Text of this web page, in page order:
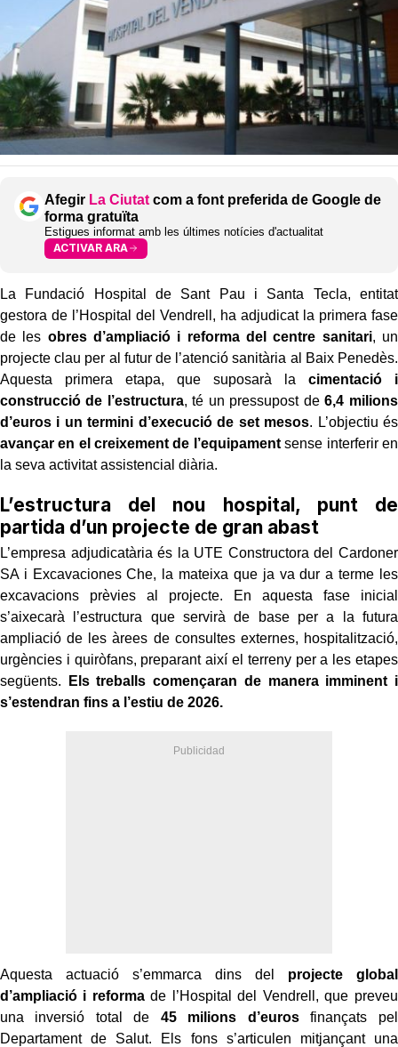
Afegir La Ciutat com a font preferida de Google de
forma gratuïta
Estigues informat amb les últimes notícies d'actualitat
ACTIVAR ARA
La Fundació Hospital de Sant Pau i Santa Tecla, entitat
gestora de l’Hospital del Vendrell, ha adjudicat la primera fase
de les obres d’ampliació i reforma del centre sanitari, un
projecte clau per al futur de l’atenció sanitària al Baix Penedès.
Aquesta primera etapa, que suposarà la cimentació i
construcció de l’estructura, té un pressupost de6,4 milions
d’euros i un termini d’execució de set mesos. L’objectiu és
avançar en el creixement de l’equipamentsense interferir en
la seva activitat assistencial diària.
L’estructura del nou hospital, punt de
partida d’un projecte de gran abast
L’empresa adjudicatària és la UTE Constructora del Cardoner
SA i Excavaciones Che, la mateixa que ja va dur a terme les
excavacions prèvies al projecte. En aquesta fase inicial
s’aixecarà l’estructura que servirà de base per a la futura
ampliació de les àrees de consultes externes, hospitalització,
urgències i quiròfans, preparant així el terreny per a les etapes
següents.
Els treballs començaran de manera imminent i
s’estendran fins a l’estiu de 2026.
Aquesta actuació s’emmarca dins del projecte global
d’ampliació i reformade l’Hospital del Vendrell, que preveu
una inversió total de 45 milions d’eurosfinançats pel
Departament de Salut. Els fons s’articulen mitjançant una